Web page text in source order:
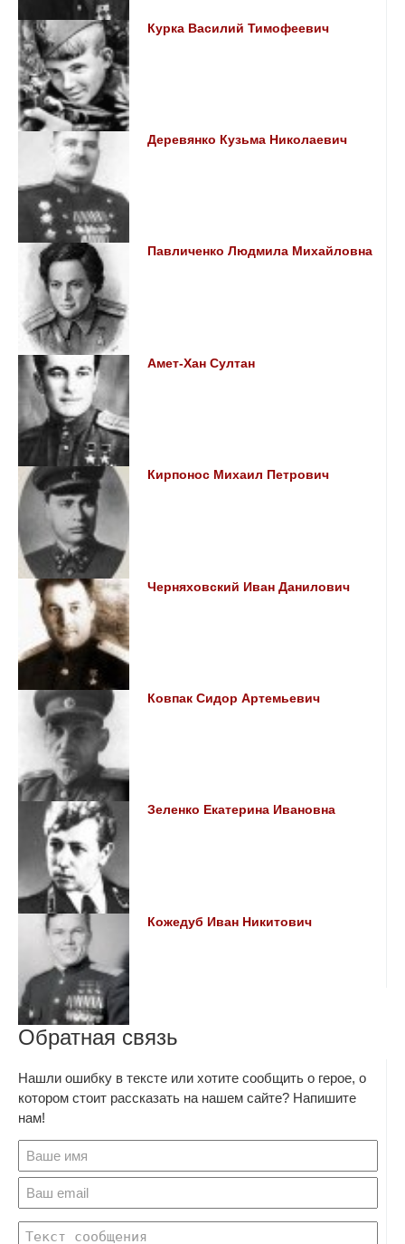
Курка Василий Тимофеевич
Деревянко Кузьма Николаевич
Павличенко Людмила Михайловна
Амет-Хан Султан
Кирпонос Михаил Петрович
Черняховский Иван Данилович
Ковпак Сидор Артемьевич
Зеленко Екатерина Ивановна
Кожедуб Иван Никитович
Обратная связь
Нашли ошибку в тексте или хотите сообщить о герое, о
котором стоит рассказать на нашем сайте? Напишите
нам!